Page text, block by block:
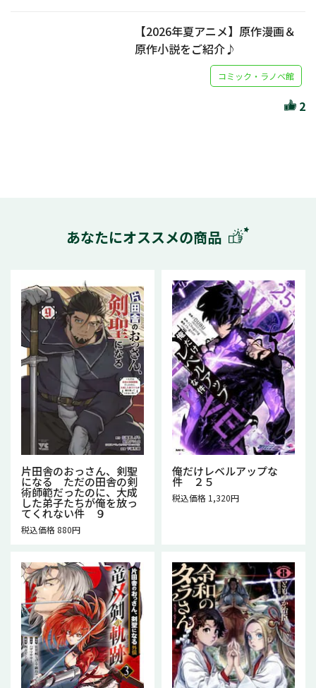
【2026年夏アニメ】原作漫画＆
原作小説をご紹介♪
コミック・ラノベ館
2
あなたにオススメの商品
片田舎のおっさん、剣聖
になる ただの田舎の剣
術師範だったのに、大成
した弟子たちが俺を放っ
てくれない件 ９
税込価格 880円
俺だけレベルアップな
件 ２５
税込価格 1,320円